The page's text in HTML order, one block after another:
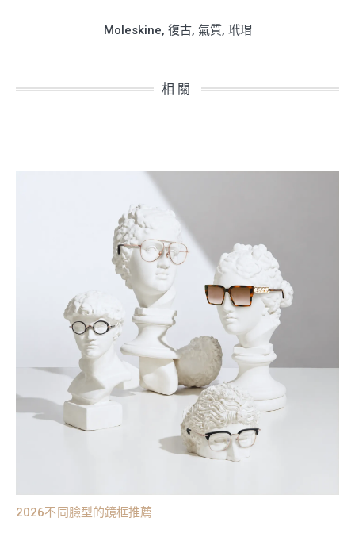
Moleskine, 復古, 氣質, 玳瑁
相關
2026不同臉型的鏡框推薦